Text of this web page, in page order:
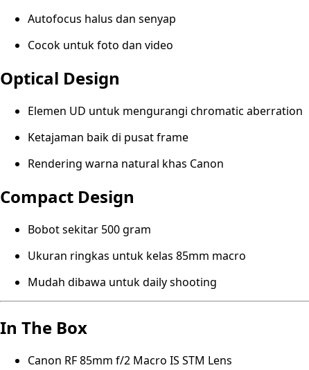
Autofocus halus dan senyap
Cocok untuk foto dan video
Optical Design
Elemen UD untuk mengurangi chromatic aberration
Ketajaman baik di pusat frame
Rendering warna natural khas Canon
Compact Design
Bobot sekitar 500 gram
Ukuran ringkas untuk kelas 85mm macro
Mudah dibawa untuk daily shooting
In The Box
Canon RF 85mm f/2 Macro IS STM Lens